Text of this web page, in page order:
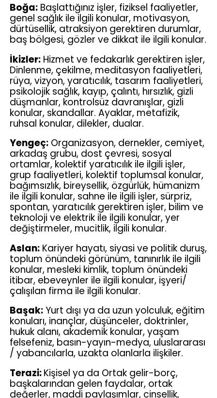
Boğa: Başlattığınız işler, fiziksel faaliyetler,
genel sağlık ile ilgili konular, motivasyon,
dürtüsellik, atraksiyon gerektiren durumlar,
baş bölgesi, gözler ve dikkat ile ilgili konular.
İkizler: Hizmet ve fedakarlık gerektiren işler,
Dinlenme, çekilme, meditasyon faaliyetleri,
rüya, vizyon, yaratıcılık, tasarım faaliyetleri,
psikolojik sağlık, kayıp, çalıntı, hırsızlık, gizli
düşmanlar, kontrolsüz davranışlar, gizli
konular, skandallar. Ayaklar, metafizik,
ruhsal konular, dilekler, dualar.
Yengeç: Organizasyon, dernekler, cemiyet,
arkadaş grubu, dost çevresi, sosyal
ortamlar, kolektif yaratıcılık ile ilgili işler,
grup faaliyetleri, kolektif toplumsal konular,
bağımsızlık, bireysellik, özgürlük, hümanizm
ile ilgili konular, sahne ile ilgili işler, sürpriz,
spontan, yaratıcılık gerektiren işler, bilim ve
teknoloji ve elektrik ile ilgili konular, yer
değiştirmeler, mucitlik, ilgili konular.
Aslan: Kariyer hayatı, siyasi ve politik duruş,
toplum önündeki görünüm, tanınırlık ile ilgili
konular, mesleki kimlik, toplum önündeki
itibar, ebeveynler ile ilgili konular, işyeri/
çalışılan firma ile ilgili konular.
Başak:Yurt dışı ya da uzun yolculuk, eğitim
konuları, inançlar, düşünceler, doktrinler,
hukuk alanı, akademik konular, yaşam
felsefeniz, basın-yayın-medya, uluslararası
/ yabancılarla, uzakta olanlarla ilişkiler.
Terazi:Kişisel ya da Ortak gelir-borç,
başkalarından gelen faydalar, ortak
değerler, maddi paylaşımlar, cinsellik,